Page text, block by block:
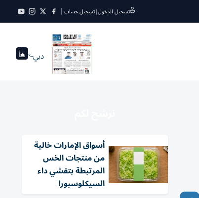
تسجيل الدخول|تسجيل حساب
دبي--°
أسواق الإمارات خالية
من منتجات الخس
المرتبطة بتفشي داء
السيكلوسبورا